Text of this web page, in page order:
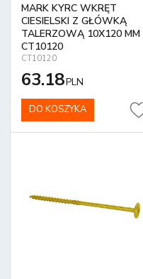
MARK KYRC WKRĘT
CIESIELSKI Z GŁÓWKĄ
TALERZOWĄ 10X120 MM
CT10120
CT10120
63.18PLN
DO KOSZYKA